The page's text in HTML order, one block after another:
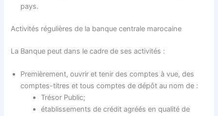
pays.
Activités régulières de la banque centrale marocaine
La Banque peut dans le cadre de ses activités :
Premièrement, ouvrir et tenir des comptes à vue, des
comptes-titres et tous comptes de dépôt au nom de :
Trésor Public;
établissements de crédit agréés en qualité de